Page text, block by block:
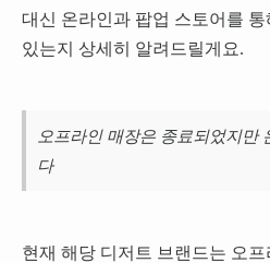
대신 온라인과 팝업 스토어를
있는지 상세히 알려드릴게요.
오프라인 매장은 종료되었지만
다
현재 해당 디저트 브랜드는 오